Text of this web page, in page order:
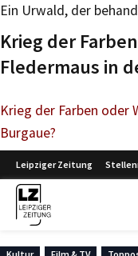
Ein Urwald, der
Krieg der
Fledermaus in
Krieg der Farben oder
Burgaue?